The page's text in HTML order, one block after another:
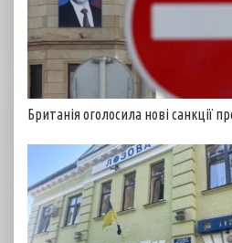
Британія оголосила нові санкції